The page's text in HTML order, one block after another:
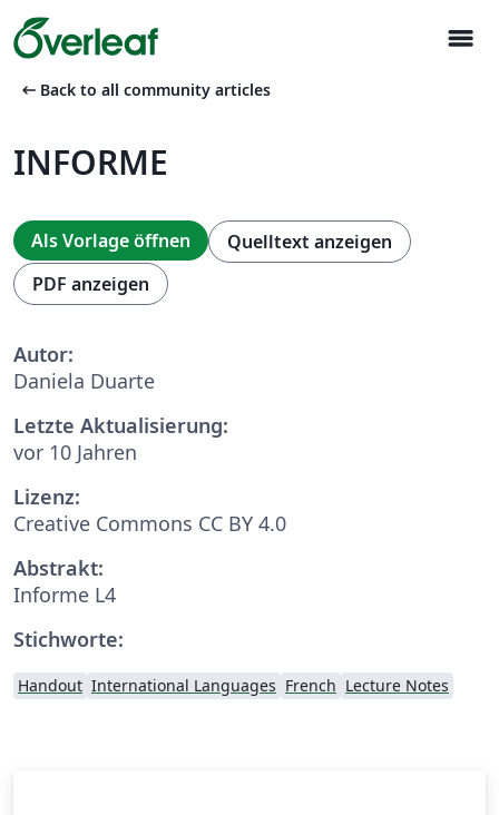
menu
arrow_left_alt Back to all community articles
INFORME
Als Vorlage öffnen
Quelltext anzeigen
PDF anzeigen
Autor:
Daniela Duarte
Letzte Aktualisierung:
vor 10 Jahren
Lizenz:
Creative Commons CC BY 4.0
Abstrakt:
Informe L4
Stichworte:
Handout International Languages French Lecture Notes